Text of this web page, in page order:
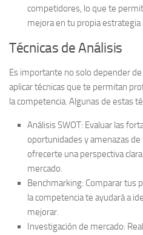
competidores, lo que te
mejora en tu propia estrategia
Técnicas de Análisis
Es importante no solo depender
aplicar técnicas que te permitan
la competencia. Algunas de estas
Análisis SWOT: Evaluar las
oportunidades y amenazas
ofrecerte una perspectiva
mercado.
Benchmarking: Comparar tus
la competencia te ayudará a
mejorar.
Investigación de mercado: